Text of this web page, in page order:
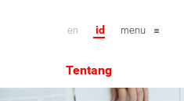
en id menu
Tentang